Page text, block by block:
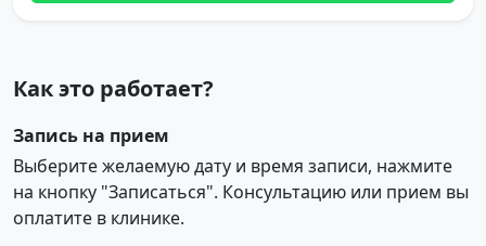
Как это работает?
Запись на прием
Выберите желаемую дату и время записи, нажмите
на кнопку "Записаться". Консультацию или прием вы
оплатите в клинике.